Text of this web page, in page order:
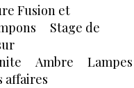
Fusion et
Stage de
Ambre
Lampes
affaires